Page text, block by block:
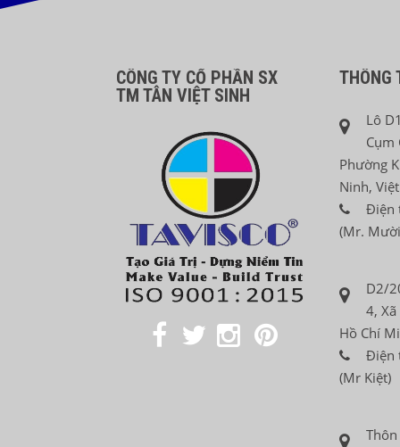
CÔNG TY CỔ PHẦN SX
TM TÂN VIỆT SINH
THÔNG
Lô
Cụm
Phường
Ninh,
Điện
(Mr.
D2/
4,
Hồ Chí
Điện
(Mr Kiệt)